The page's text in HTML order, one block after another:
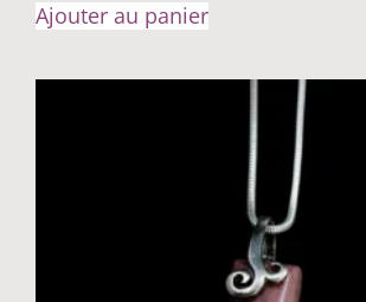
Ajouter au panier